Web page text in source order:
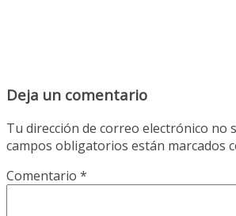
Deja un comentario
Tu dirección de correo electrónico no
campos obligatorios están marcados
Comentario *